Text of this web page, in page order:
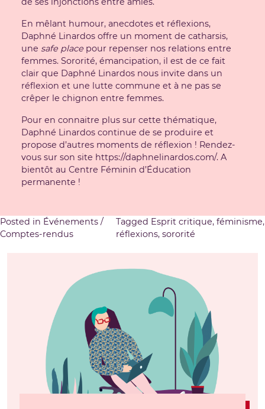
En mêlant humour, anecdotes et réflexions,
Daphné Linardos offre un moment de catharsis,
une safe placepour repenser nos relations entre
femmes. Sororité, émancipation, il est de ce fait
clair que Daphné Linardos nous invite dans un
réflexion et une lutte commune et à ne pas se
crêper le chignon entre femmes.
Pour en connaitre plus sur cette thématique,
Daphné Linardos continue de se produire et
propose d’autres moments de réflexion ! Rendez-
vous sur son site https://daphnelinardos.com/. A
bientôt au Centre Féminin d’Éducation
permanente !
Posted in Événements /
Comptes-rendus
Tagged Esprit critique,féminisme,
réflexions,sororité